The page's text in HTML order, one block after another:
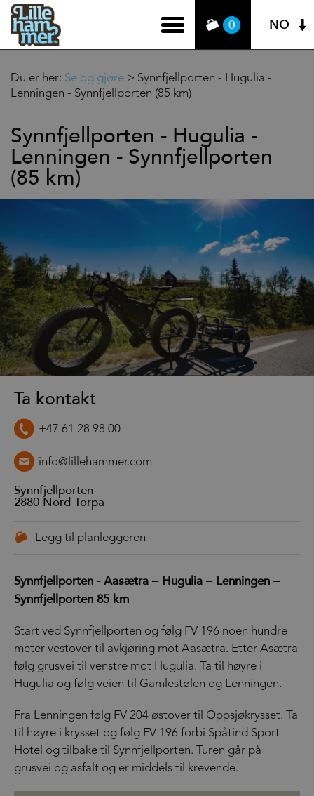
0 NO
Du er her: Se og gjøre > Synnfjellporten - Hugulia -
Lenningen - Synnfjellporten (85 km)
Synnfjellporten - Hugulia -
Lenningen - Synnfjellporten
(85 km)
Ta kontakt
+47 61 28 98 00
info@lillehammer.com
Synnfjellporten
2880 Nord-Torpa
Synnfjellporten - Aasætra – Hugulia – Lenningen –
Synnfjellporten 85 km
Start ved Synnfjellporten og følg FV 196 noen hundre
meter vestover til avkjøring mot Aasætra. Etter Asætra
følg grusvei til venstre mot Hugulia. Ta til høyre i
Hugulia og følg veien til Gamlestølen og Lenningen.
Fra Lenningen følg FV 204 østover til Oppsjøkrysset. Ta
til høyre i krysset og følg FV 196 forbi Spåtind Sport
Hotel og tilbake til Synnfjellporten. Turen går på
grusvei og asfalt og er middels til krevende.